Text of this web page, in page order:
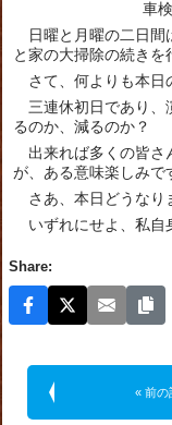
車
日曜と月曜の二日
と家の大掃除の続きを
さて、何よりも本日
三連休初日であり、
るのか、減るのか？
出来れば多くの皆さ
が、ある意味楽しみで
さあ、本日どうなり
いずれにせよ、私自
Share:
« 前の